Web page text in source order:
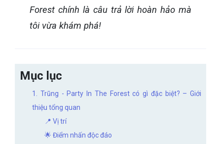
Forest chính là câu trả lời hoàn hảo mà
tôi vừa khám phá!
Mục lục
1. Trũng - Party In The Forest có gì đặc biệt? – Giới
thiệu tổng quan
📍 Vị trí
🌟 Điểm nhấn độc đáo